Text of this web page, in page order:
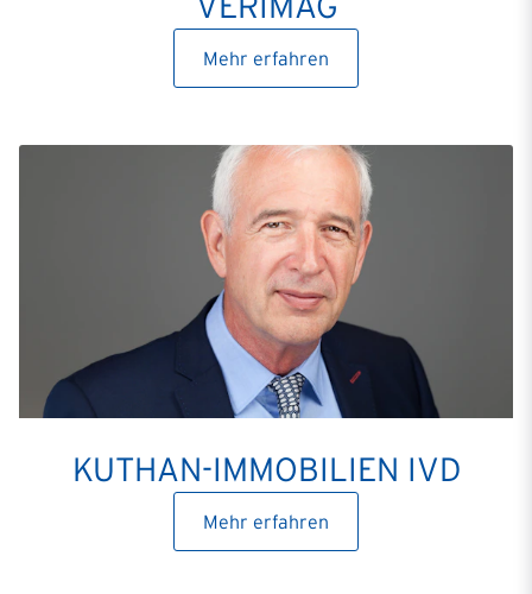
Mehr erfahren
KUTHAN-IMMOBILIEN IVD
Mehr erfahren